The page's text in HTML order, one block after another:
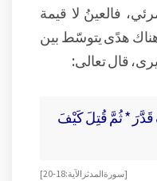
فالعينُ لا قيمة
هدًى يتوسّط بين
قال تعالى:
* ثُمَّ قُتِلَ كَيْفَ
[سورة المدثر الآية: 18-20]